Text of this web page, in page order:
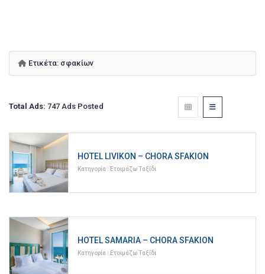
Ετικέτα: σφακίων
Total Ads: 747 Ads Posted
HOTEL LIVIKON – CHORA SFAKION
Κατηγορία : Ετοιμάζω Ταξίδι
HOTEL SAMARIA – CHORA SFAKION
Κατηγορία : Ετοιμάζω Ταξίδι